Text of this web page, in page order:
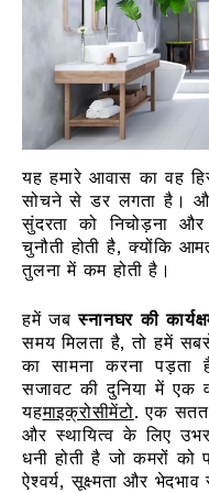
यह हमारे आवास का वह
सोचने से डर लगता है।
सुंदरता को निचोड़ना
चुनौती होती है, क्योंकि
तुलना में कम होती है।
हमें जबस्नानघर की
समय मिलता है, तो हमें
का सामना करना पड़ता
सजावट की दुनिया में एक
यहमाइक्रोसीमेंटो.एक सतत
और स्थायित्व के लिए
धनी होती है जो कमरों को
ऐश्वर्य, सूक्ष्मता और